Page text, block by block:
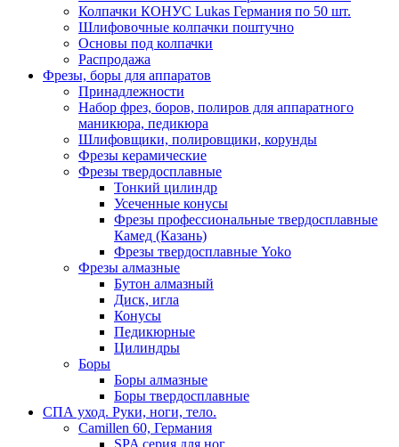
Колпачки КОНУС Lukas Германия по 50 шт.
Шлифовочные колпачки поштучно
Основы под колпачки
Распродажа
Фрезы, боры для аппаратов
Принадлежности
Набор фрез, боров, полиров для аппаратного
маникюра, педикюра
Шлифовщики, полировщики, корунды
Фрезы керамические
Фрезы твердосплавные
Тонкий цилиндр
Усеченные конусы
Фрезы профессиональные твердосплавные
Камед (Казань)
Фрезы твердосплавные Yoko
Фрезы алмазные
Бутон алмазный
Диск, игла
Конусы
Педикюрные
Цилиндры
Боры
Боры алмазные
Боры твердосплавные
СПА уход. Руки, ноги, тело.
Camillen 60, Германия
SPA серия для ног